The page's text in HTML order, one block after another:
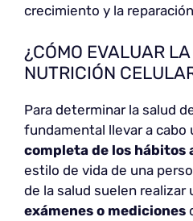
crecimiento y la
¿CÓMO EVALUAR
NUTRICIÓN
Para determinar la salud
fundamental llevar a cabo
completa de los hábitos
estilo de vida de una
de la salud suelen realizar
exámenes o mediciones